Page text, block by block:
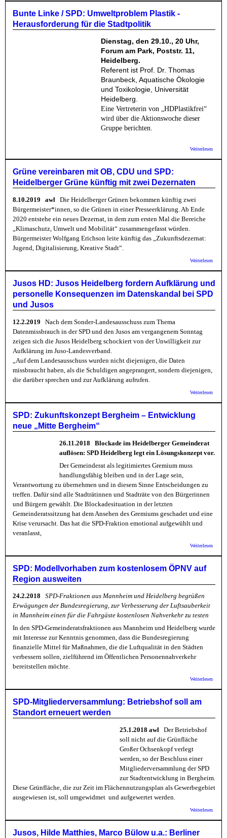
soll
Bunte Linke / SPD: Umweltproblem Plastik -
Herausforderung für die Stadtpolitik
Dienstag, den 29.10., 20 Uhr,
Forum am Park, Poststr. 11,
Heidelberg.
Referent ist Prof. Dr. Thomas
Braunbeck, Aquatische Ökologie
und Toxikologie, Universität
Heidelberg.
Eine Vertreterin von „HDPlastikfrei“
wird über die Aktionswoche dieser
Gruppe berichten.
Weiterlesen
Grüne vereinbaren mit OB, CDU und SPD:
Heidelberger Grüne künftig mit zwei Dezernaten
8.10.2019 awl Die Heidelberger Grünen bekommen künftig zwei
Bürgermeister*innen, so die Grünen in einer Presseerklärung. Ab Ende
2020 entstehe ein neues Dezernat, in dem zum ersten Mal die Bereiche
„Klimaschutz, Umwelt und Mobilität“ zusammengefasst würden.
Bürgermeister Wolfgang Erichson leite künftig das „Zukunftsdezernat:
Jugend, Digitalisierung, Kreative Stadt“.
Weiterlesen
mit
CDU
SPD:
Jusos HD: Jusos Heidelberg fordern Aufklärung und
personelle Konsequenzen im Datenskandal bei SPD
und Jusos
12.2.2019 Nach dem Sonder-Landesausschuss zum Thema
Datenmissbrauch in der SPD und den Jusos am vergangenem Sonntag
zeigen sich die Jusos Heidelberg schockiert von der Unwilligkeit zur
Aufklärung im Juso-Landesverband.
„Auf dem Landesausschuss wurden nicht diejenigen, die Daten
missbraucht haben, als die Schuldigen angeprangert, sondern diejenigen,
die darüber sprechen und zur Aufklärung aufrufen.
Weiterlesen
SPD: Zukunftskonzept Bergheim – Entwicklung
neue „Mitte Bergheim“
26.11.2018
Blockade im Heidelberger Gemeinderat
auflösen: SPD Heidelberg legt ein Lösungskonzept vor.
Der Gemeinderat als legitimiertes Gremium muss
handlungsfähig bleiben und in der Lage sein,
Verantwortung zu übernehmen und in diesem Sinne Entscheidungen zu
treffen. Dafür sind alle Stadträtinnen und Stadträte von den Bürgerinnen
und Bürgern gewählt. Die Blockadesituation in der letzten
Gemeinderatssitzung hat dem Ansehen des Gremiums geschadet und eine
Krise verursacht. Das hat die SPD-Fraktion emotional aufgewühlt und
veranlasst,
Weiterlesen
SPD: Modellvorhaben zum kostenlosem ÖPNV auf
Region ausweiten
24.2.2018
SPD-Fraktionen aus Mannheim und Heidelberg begrüßen
Erwägungen der Bundesregierung, zur Verbesserung der Luftsauberkeit
in Mannheim einen für die Fahrgäste kostenlosen Nahverkehr zu testen
In den SPD-Gemeinderatsfraktionen aus Mannheim und Heidelberg wurde
mit Interesse zur Kenntnis genommen, dass die Bundesregierung
finanzielle Mittel für Maßnahmen, die die Luftqualität in den Städten
verbessern sollen, zielführend im Öffentlichen Personennahverkehr
bereitstellen möchte.
Weiterlesen
SPD-Mitgliederversammlung: Betriebshof soll am
Standort erneuert werden
25.1.2018 awl Der Betriebshof
soll nicht auf die Grünfläche
Großer Ochsenkopf verlegt
werden, so der Beschluss einer
Mitgliederversammlung der SPD
zur Stadtentwicklung in Bergheim.
Diese Grünfläche, die zur Zeit im Flächennutzungsplan als Gewerbegebiet
ausgewiesen ist, soll umgewidmet und aufgewertet werden.
Weiterlesen
Jusos, Hilde Matthies, Marco Bülow u.a.: Berliner